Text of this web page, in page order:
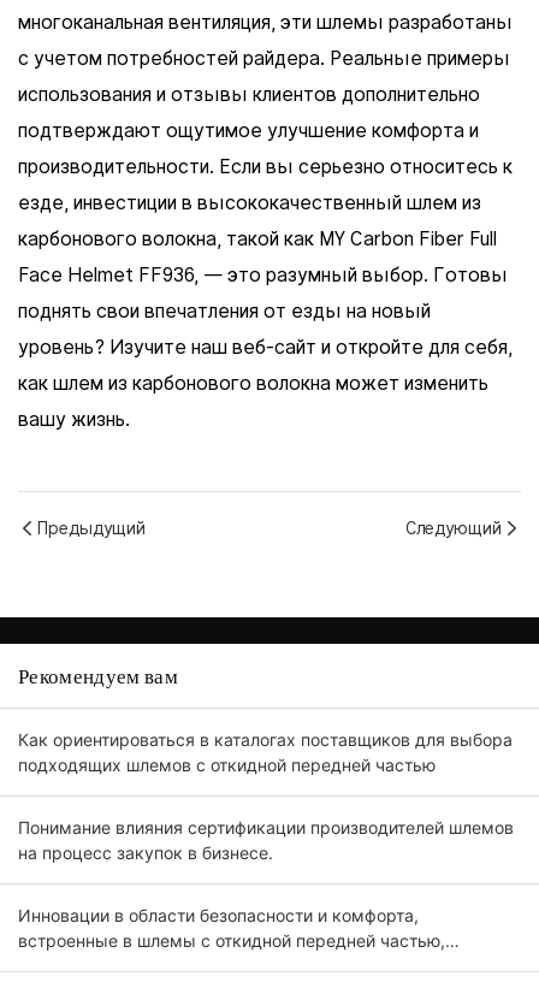
многоканальная вентиляция, эти шлемы разработаны
с учетом потребностей райдера. Реальные примеры
использования и отзывы клиентов дополнительно
подтверждают ощутимое улучшение комфорта и
производительности. Если вы серьезно относитесь к
езде, инвестиции в высококачественный шлем из
карбонового волокна, такой как MY Carbon Fiber Full
Face Helmet FF936, — это разумный выбор. Готовы
поднять свои впечатления от езды на новый
уровень? Изучите наш веб-сайт и откройте для себя,
как шлем из карбонового волокна может изменить
вашу жизнь.
Предыдущий Следующий
Рекомендуем вам
Как ориентироваться в каталогах поставщиков для выбора
подходящих шлемов с откидной передней частью
Понимание влияния сертификации производителей шлемов
на процесс закупок в бизнесе.
Инновации в области безопасности и комфорта,
встроенные в шлемы с откидной передней частью,